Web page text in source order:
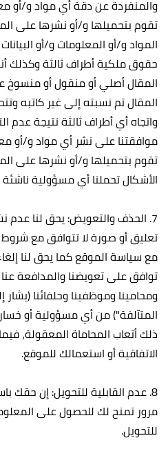
والمنفردة عن دقة أي مواد و/أو
تقوم بتحميلها و/أو نشرها على
المواد و/أو المعلومات و/أو
حقوق ملكية أطراف ثالثة وكذلك
المقال أصلي أو منقول أو
المقال تم نسبته إلى غير كاتبه
واتجاه أي أطراف ثالثة نتيجة عدم
موافقتنا على نشر أي مواد و/أو
تقوم بتحميلها و/أو نشرها على
الأشكال تحملنا أي مسؤولية
7. الحذف والتعويض: يحق لنا
تعليق أو صورة لا تتوافق مع شروط
مع سياسة الموقع كما يحق لنا
توافق على تعويضنا والمدافعة عنا
ومحامينا وموظفينا وحلفائنا
المتآلفة") من أي مسؤولية أو
ذلك أتعاب المحاماة المعقولة،
الاتفاقية أو استعمالك للموقع.
8. عدم القابلية للتحويل: إن حقك
مرور تمنح لك للحصول على
للتحويل.